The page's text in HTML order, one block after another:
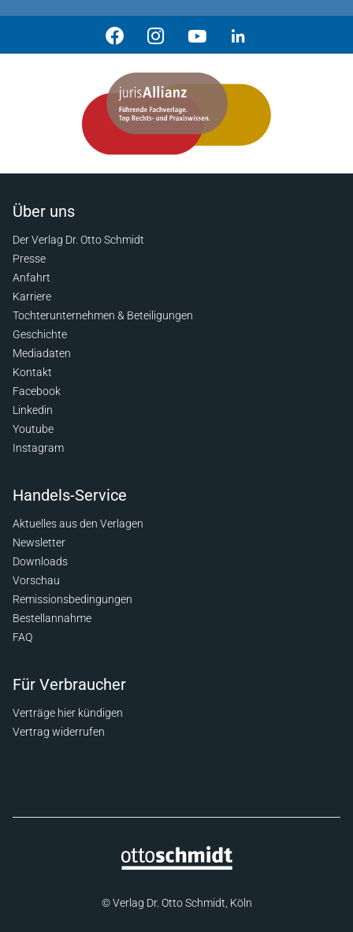
Über uns
Der Verlag Dr. Otto Schmidt
Presse
Anfahrt
Karriere
Tochterunternehmen & Beteiligungen
Geschichte
Mediadaten
Kontakt
Facebook
Linkedin
Youtube
Instagram
Handels-Service
Aktuelles aus den Verlagen
Newsletter
Downloads
Vorschau
Remissionsbedingungen
Bestellannahme
FAQ
Für Verbraucher
Verträge hier kündigen
Vertrag widerrufen
© Verlag Dr. Otto Schmidt, Köln